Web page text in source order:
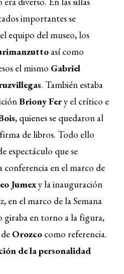
importantes se
equipo del museo, los
así como
el mismo Gabriel
. También estaba
Briony Fery el crítico e
, quienes se quedaron al
de libros. Todo ello
espectáculo que se
conferencia en el marco de
Jumexy la inauguración
en el marco de la Semana
en torno a la figura,
Orozco como referencia.
de la personalidad